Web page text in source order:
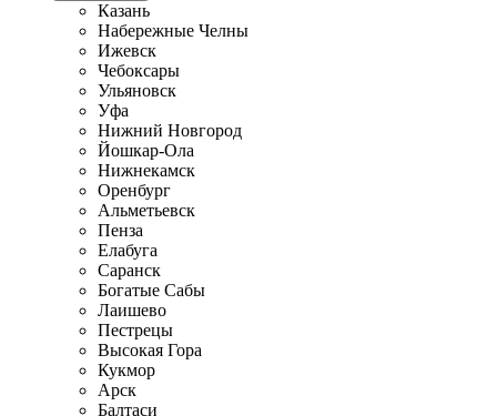
Казань
Набережные Челны
Ижевск
Чебоксары
Ульяновск
Уфа
Нижний Новгород
Йошкар-Ола
Нижнекамск
Оренбург
Альметьевск
Пенза
Елабуга
Саранск
Богатые Сабы
Лаишево
Пестрецы
Высокая Гора
Кукмор
Арск
Балтаси